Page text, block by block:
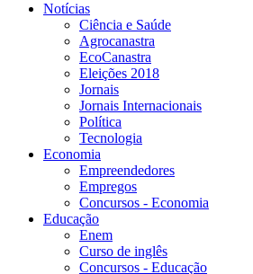
Notícias
Ciência e Saúde
Agrocanastra
EcoCanastra
Eleições 2018
Jornais
Jornais Internacionais
Política
Tecnologia
Economia
Empreendedores
Empregos
Concursos - Economia
Educação
Enem
Curso de inglês
Concursos - Educação